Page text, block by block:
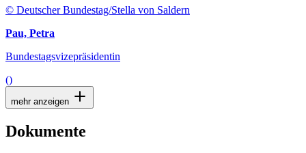
© Deutscher Bundestag/Stella von Saldern
Pau, Petra
Bundestagsvizepräsidentin
()
mehr anzeigen
Dokumente